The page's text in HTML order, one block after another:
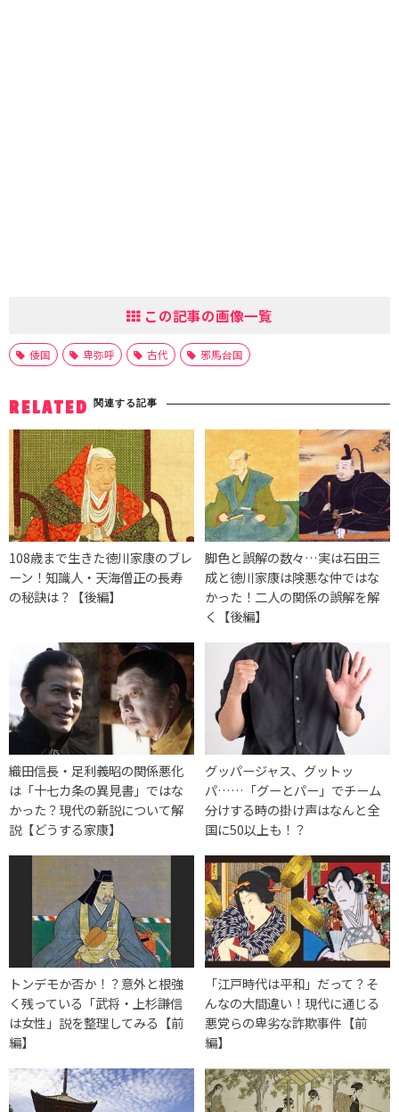
この記事の画像一覧
倭国 卑弥呼 古代 邪馬台国
RELATED 関連する記事
108歳まで生きた徳川家康のブレ
ーン！知識人・天海僧正の長寿
の秘訣は？【後編】
脚色と誤解の数々…実は石田三
成と徳川家康は険悪な仲ではな
かった！二人の関係の誤解を解
く【後編】
織田信長・足利義昭の関係悪化
は「十七カ条の異見書」ではな
かった？現代の新説について解
説【どうする家康】
グッパージャス、グットッ
パ……「グーとパー」でチーム
分けする時の掛け声はなんと全
国に50以上も！？
トンデモか否か！？意外と根強
く残っている「武将・上杉謙信
は女性」説を整理してみる【前
編】
「江戸時代は平和」だって？そ
んなの大間違い！現代に通じる
悪党らの卑劣な詐欺事件【前
編】